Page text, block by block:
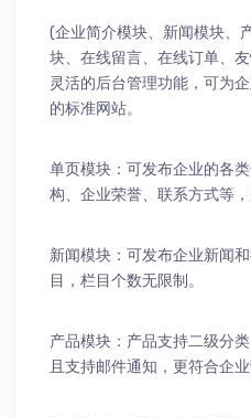
(企业简介模块、新闻模块、
块、在线留言、在线订单、
灵活的后台管理功能，可为
的标准网站。
单页模块：可发布企业的各
构、企业荣誉、联系方式等，
新闻模块：可发布企业新闻
目，栏目个数无限制。
产品模块：产品支持二级分
且支持邮件通知，更符合企业